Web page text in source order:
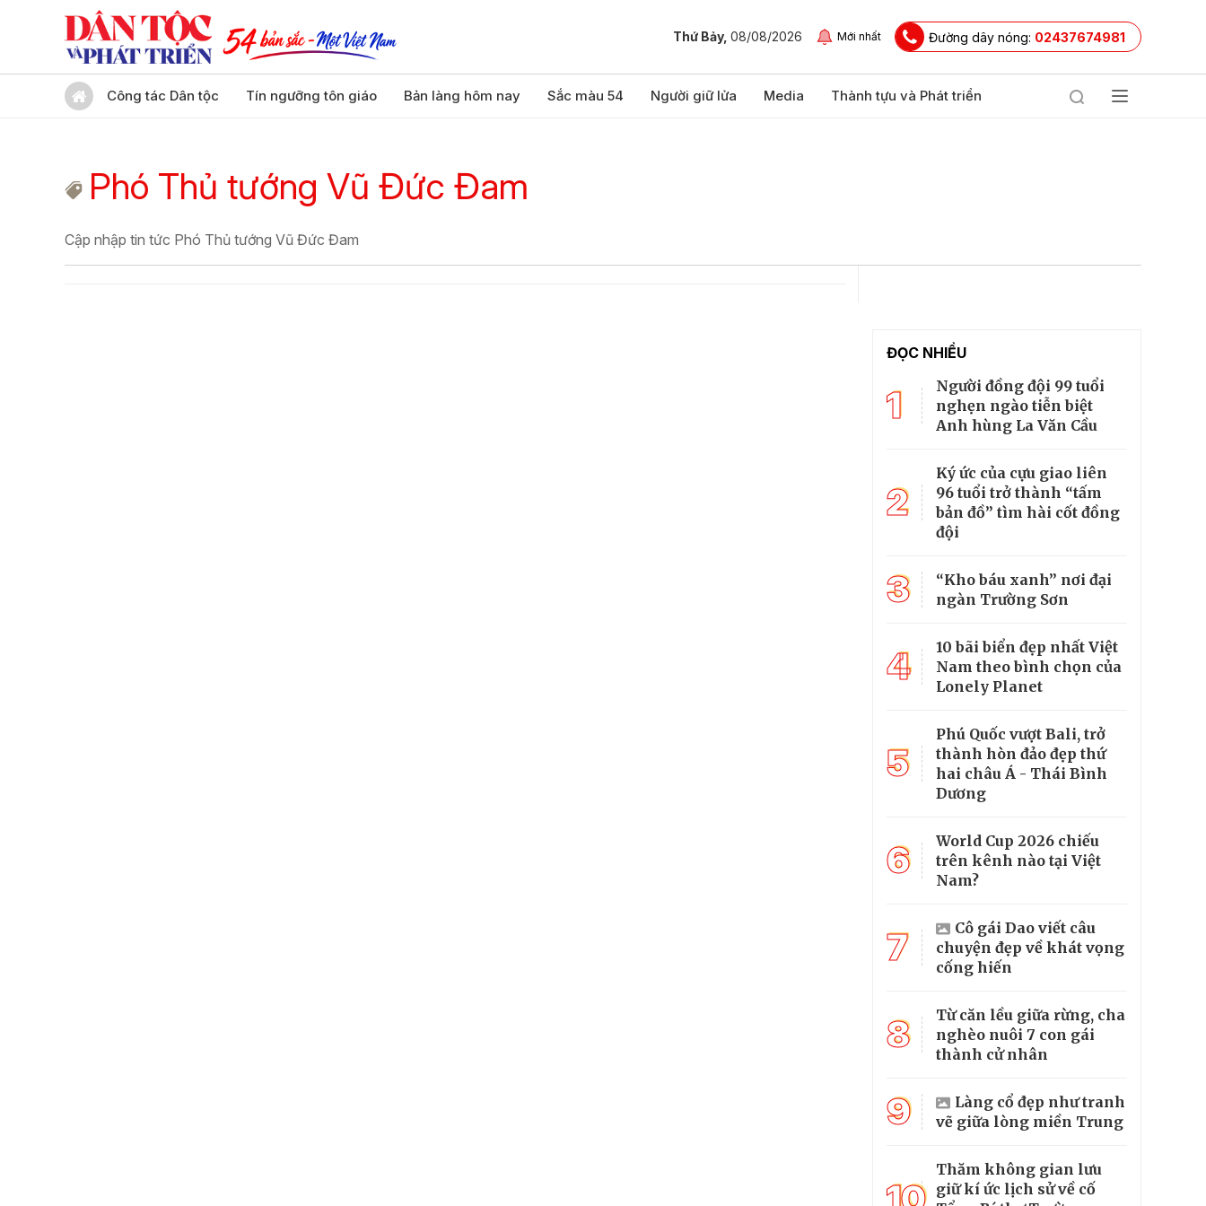
Thứ Bảy, 08/08/2026 Mới nhất Đường dây nóng: 02437674981
Công tác Dân tộc Tín ngưỡng tôn giáo Bản làng hôm nay Sắc màu 54 Người giữ lửa Media Thành tựu và Phát triển
Phó Thủ tướng Vũ Đức Đam
Cập nhập tin tức Phó Thủ tướng Vũ Đức Đam
ĐỌC NHIỀU
1
Người đồng đội 99 tuổi
nghẹn ngào tiễn biệt
Anh hùng La Văn Cầu
2
Ký ức của cựu giao liên
96 tuổi trở thành “tấm
bản đồ” tìm hài cốt đồng
đội
3
“Kho báu xanh” nơi đại
ngàn Trường Sơn
4
10 bãi biển đẹp nhất Việt
Nam theo bình chọn của
Lonely Planet
5
Phú Quốc vượt Bali, trở
thành hòn đảo đẹp thứ
hai châu Á - Thái Bình
Dương
6
World Cup 2026 chiếu
trên kênh nào tại Việt
Nam?
7
Cô gái Dao viết câu
chuyện đẹp về khát vọng
cống hiến
8
Từ căn lều giữa rừng, cha
nghèo nuôi 7 con gái
thành cử nhân
9
Làng cổ đẹp như tranh
vẽ giữa lòng miền Trung
Thăm không gian lưu
giữ kí ức lịch sử về cố